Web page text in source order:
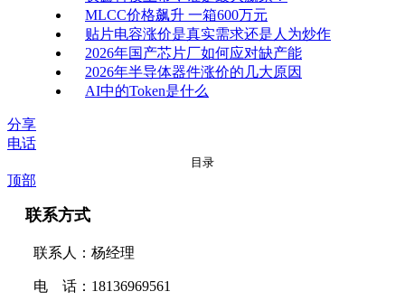
MLCC价格飙升 一箱600万元
贴片电容涨价是真实需求还是人为炒作
2026年国产芯片厂如何应对缺产能
2026年半导体器件涨价的几大原因
AI中的Token是什么
分享
电话
目录
顶部
联系方式
联系人：杨经理
电 话：18136969561